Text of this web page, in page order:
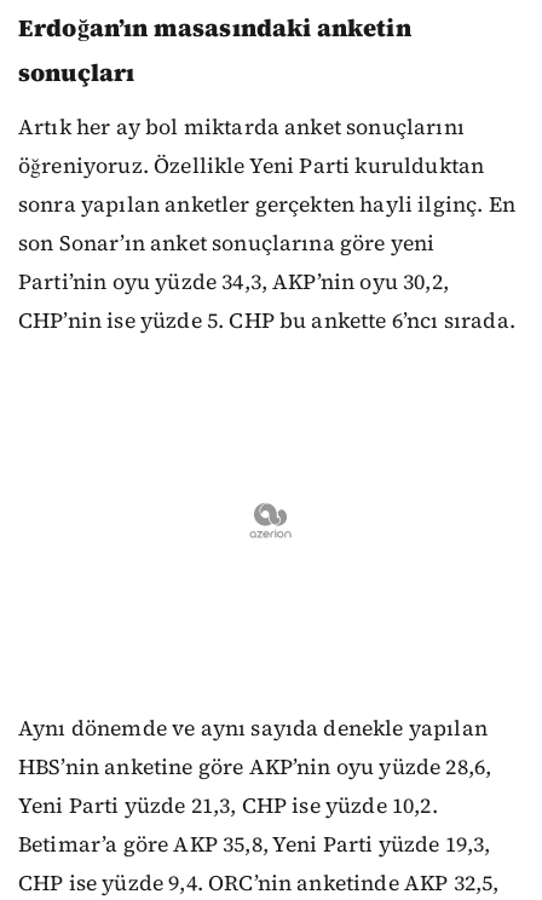
Erdoğan’ın masasındaki anketin
sonuçları
Artık her ay bol miktarda anket sonuçlarını
öğreniyoruz. Özellikle Yeni Parti kurulduktan
sonra yapılan anketler gerçekten hayli ilginç. En
son Sonar’ın anket sonuçlarına göre yeni
Parti’nin oyu yüzde 34,3, AKP’nin oyu 30,2,
CHP’nin ise yüzde 5. CHP bu ankette 6’ncı sırada.
Aynı dönemde ve aynı sayıda denekle yapılan
HBS’nin anketine göre AKP’nin oyu yüzde 28,6,
Yeni Parti yüzde 21,3, CHP ise yüzde 10,2.
Betimar’a göre AKP 35,8, Yeni Parti yüzde 19,3,
CHP ise yüzde 9,4. ORC’nin anketinde AKP 32,5,